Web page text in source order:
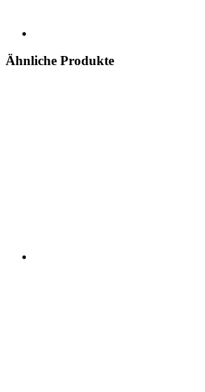
Ähnliche Produkte